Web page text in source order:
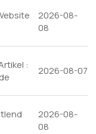
2026-08-
08
:
2026-08-07
2026-08-
08